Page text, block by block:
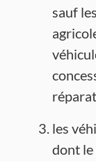
sauf
les
dont le